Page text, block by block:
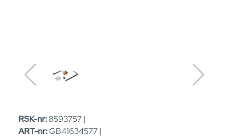
RSK-nr:8593757 |
ART-nr:GB41634577 |